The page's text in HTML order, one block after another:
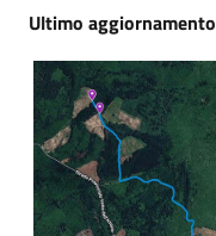
Ultimo aggiornamento